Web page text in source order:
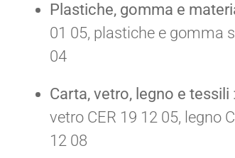
Plastiche, gomma e
01 05, plastiche e gomma
04
Carta, vetro, legno e tessili
vetro CER 19 12 05, legno
12 08